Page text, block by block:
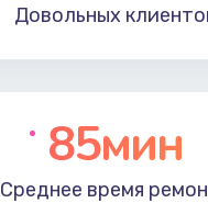
Довольных
85мин
Среднее время